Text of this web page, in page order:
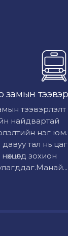
замын тээвэр
тээвэрлэлт
найдвартай
нэг юм.
тал нь
зохион